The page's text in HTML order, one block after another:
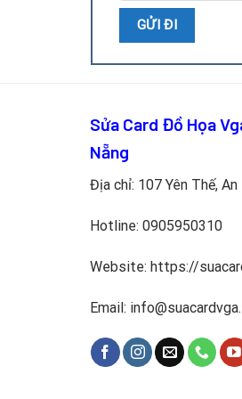
Quy trình thay IC điều
Kiểm tra và chẩn
Test VGA trên máy
Dịch vụ thay
Sửa Card Đồ Họa
Nẵng
Địa chỉ: 107 Yên Thế,
Hotline: 0905950310
Website: https://
Email: